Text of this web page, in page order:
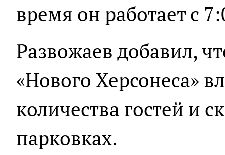
время он работает с
Развожаев добавил,
«Нового Херсонеса»
количества гостей и
парковках.